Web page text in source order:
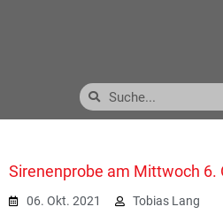
Sirenenprobe am Mittwoch 6.
06. Okt. 2021 Tobias Lang